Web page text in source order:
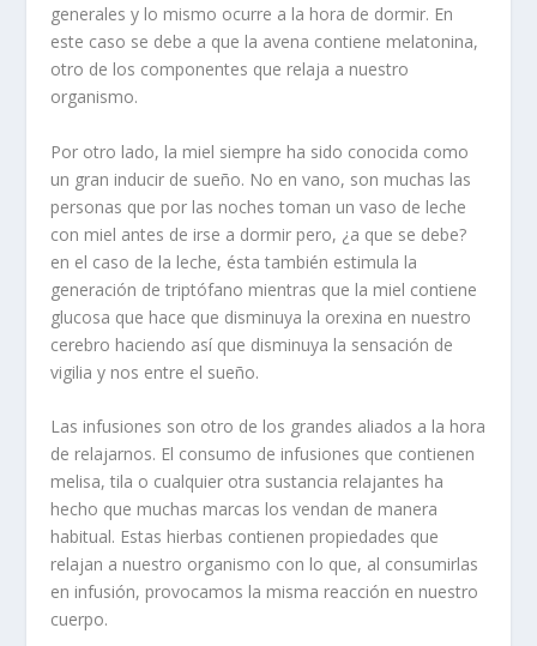
generales y lo mismo ocurre a la hora de dormir. En
este caso se debe a que la avena contiene melatonina,
otro de los componentes que relaja a nuestro
organismo.
Por otro lado, la miel siempre ha sido conocida como
un gran inducir de sueño. No en vano, son muchas las
personas que por las noches toman un vaso de leche
con miel antes de irse a dormir pero, ¿a que se debe?
en el caso de la leche, ésta también estimula la
generación de triptófano mientras que la miel contiene
glucosa que hace que disminuya la orexina en nuestro
cerebro haciendo así que disminuya la sensación de
vigilia y nos entre el sueño.
Las infusiones son otro de los grandes aliados a la hora
de relajarnos. El consumo de infusiones que contienen
melisa, tila o cualquier otra sustancia relajantes ha
hecho que muchas marcas los vendan de manera
habitual. Estas hierbas contienen propiedades que
relajan a nuestro organismo con lo que, al consumirlas
en infusión, provocamos la misma reacción en nuestro
cuerpo.